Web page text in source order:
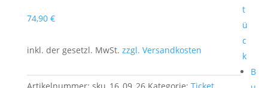
t
ü
c
k
B
74,90 €
inkl. der gesetzl. MwSt. zzgl. Versandkosten